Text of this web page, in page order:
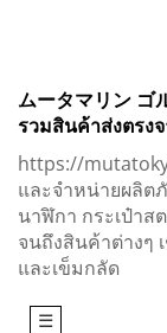
ムータマリン
รวมสินค้าส่งตรง
https://
และจำหน่ายผลิต
นาฬิกา กระเป๋าส
จนถึงสินค้าต่างๆ
และเข็มกลัด
☰